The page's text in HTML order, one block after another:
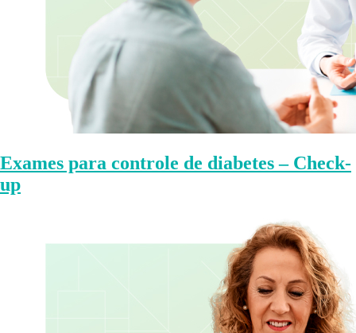
Exames para controle de diabetes – Check-
up